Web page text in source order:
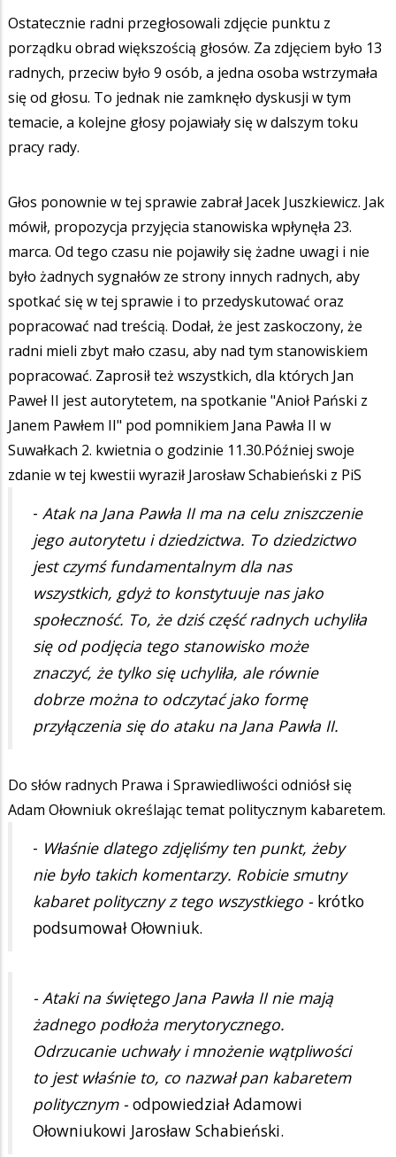
Ostatecznie radni przegłosowali zdjęcie punktu z
porządku obrad większością głosów. Za zdjęciem było 13
radnych, przeciw było 9 osób, a jedna osoba wstrzymała
się od głosu. To jednak nie zamknęło dyskusji w tym
temacie, a kolejne głosy pojawiały się w dalszym toku
pracy rady.
Głos ponownie w tej sprawie zabrał Jacek Juszkiewicz. Jak
mówił, propozycja przyjęcia stanowiska wpłynęła 23.
marca. Od tego czasu nie pojawiły się żadne uwagi i nie
było żadnych sygnałów ze strony innych radnych, aby
spotkać się w tej sprawie i to przedyskutować oraz
popracować nad treścią. Dodał, że jest zaskoczony, że
radni mieli zbyt mało czasu, aby nad tym stanowiskiem
popracować. Zaprosił też wszystkich, dla których Jan
Paweł II jest autorytetem, na spotkanie "Anioł Pański z
Janem Pawłem II" pod pomnikiem Jana Pawła II w
Suwałkach 2. kwietnia o godzinie 11.30.Później swoje
zdanie w tej kwestii wyraził Jarosław Schabieński z PiS
- Atak na Jana Pawła II ma na celu zniszczenie
jego autorytetu i dziedzictwa. To dziedzictwo
jest czymś fundamentalnym dla nas
wszystkich, gdyż to konstytuuje nas jako
społeczność. To, że dziś część radnych uchyliła
się od podjęcia tego stanowisko może
znaczyć, że tylko się uchyliła, ale równie
dobrze można to odczytać jako formę
przyłączenia się do ataku na Jana Pawła II.
Do słów radnych Prawa i Sprawiedliwości odniósł się
Adam Ołowniuk określając temat politycznym kabaretem.
- Właśnie dlatego zdjęliśmy ten punkt, żeby
nie było takich komentarzy. Robicie smutny
kabaret polityczny z tego wszystkiego - krótko
podsumował Ołowniuk.
- Ataki na świętego Jana Pawła II nie mają
żadnego podłoża merytorycznego.
Odrzucanie uchwały i mnożenie wątpliwości
to jest właśnie to, co nazwał pan kabaretem
politycznym - odpowiedział Adamowi
Ołowniukowi Jarosław Schabieński.